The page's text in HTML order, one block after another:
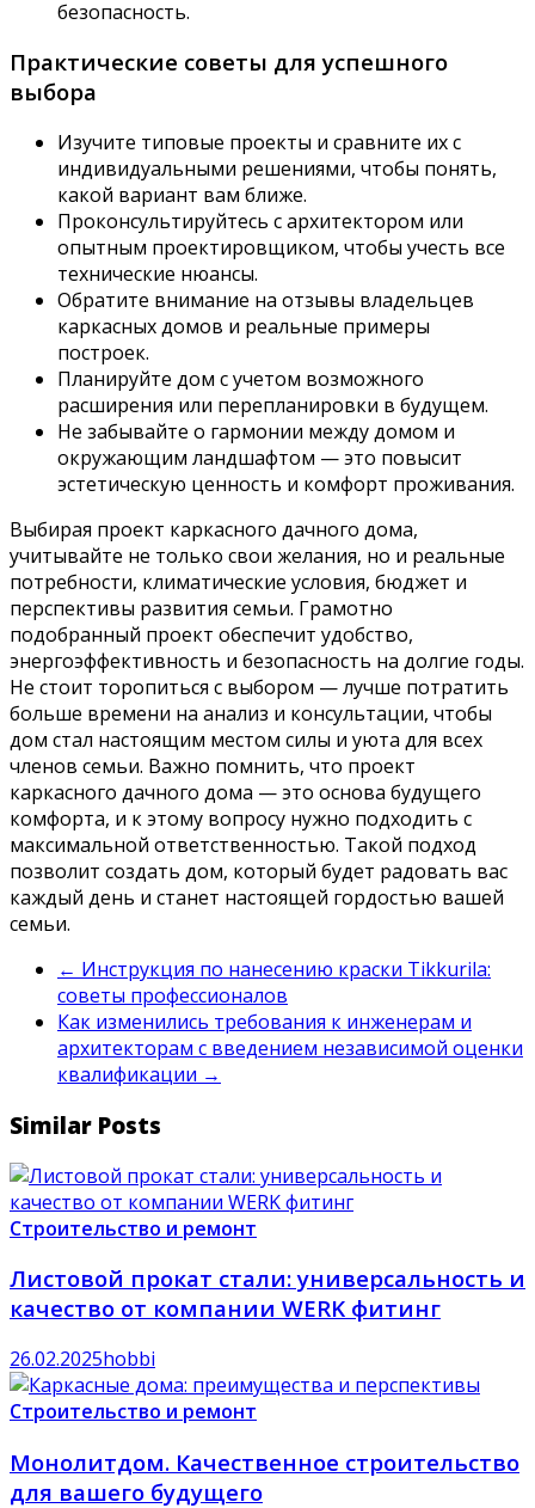
безопасность.
Практические советы для успешного
выбора
Изучите типовые проекты и сравните их с
индивидуальными решениями, чтобы понять,
какой вариант вам ближе.
Проконсультируйтесь с архитектором или
опытным проектировщиком, чтобы учесть все
технические нюансы.
Обратите внимание на отзывы владельцев
каркасных домов и реальные примеры
построек.
Планируйте дом с учетом возможного
расширения или перепланировки в будущем.
Не забывайте о гармонии между домом и
окружающим ландшафтом — это повысит
эстетическую ценность и комфорт проживания.
Выбирая проект каркасного дачного дома,
учитывайте не только свои желания, но и реальные
потребности, климатические условия, бюджет и
перспективы развития семьи. Грамотно
подобранный проект обеспечит удобство,
энергоэффективность и безопасность на долгие годы.
Не стоит торопиться с выбором — лучше потратить
больше времени на анализ и консультации, чтобы
дом стал настоящим местом силы и уюта для всех
членов семьи. Важно помнить, что проект
каркасного дачного дома — это основа будущего
комфорта, и к этому вопросу нужно подходить с
максимальной ответственностью. Такой подход
позволит создать дом, который будет радовать вас
каждый день и станет настоящей гордостью вашей
семьи.
← Инструкция по нанесению краски Tikkurila:
советы профессионалов
Как изменились требования к инженерам и
архитекторам с введением независимой оценки
квалификации →
Similar Posts
Строительство и ремонт
Листовой прокат стали: универсальность и
качество от компании WERK фитинг
26.02.2025hobbi
Строительство и ремонт
Монолитдом. Качественное строительство
для вашего будущего